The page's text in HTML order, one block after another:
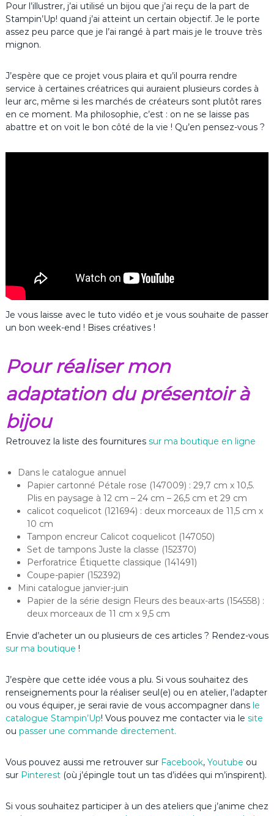
Pour l’illustrer, j’ai utilisé un bijou que j’ai reçu de la part de
Stampin’Up! quand j’ai atteint un certain objectif. Je le porte
assez peu parce que je l’ai rangé à part mais je le trouve très
mignon.
J’espère que ce projet vous plaira et qu’il pourra rendre
service à certaines créatrices qui auraient plusieurs cordes à
leur arc, même si les marchés de créateurs sont plutôt rares
en ce moment. Ma philosophie, c’est : on ne se laisse pas
abattre et on voit le bon côté de la vie ! Qu’en pensez-vous ?
Je vous laisse avec le tuto vidéo et je vous souhaite de passer
un bon week-end ! Bises créatives !
Pour réaliser mon
adaptation du présentoir à
bijou
Retrouvez la liste des fournitures sur ma boutique en ligne
Dans le catalogue annuel
Papier cartonné Pétale rose (147009) : 29,7 cm x 10,5.
Plis en paysage à 12 cm – 24 cm – 26,5 cm et 29 cm
calicot coquelicot (121694) : deux morceaux de 11,5 cm x
10 cm
Tampon encreur Calicot coquelicot (147050)
Set de tampons Juste la classe (152370)
Perforatrice Étiquette classique (141491)
Coupe-papier (152392)
Mini catalogue janvier-juin
Papier de la série design Fleurs des beaux-arts (154558) :
deux morceaux de 11 cm x 9,5 cm
Envie d’acheter un ou plusieurs de ces articles ? Rendez-vous
sur ma boutique !
J’espère que cette idée vous a plu. Si vous souhaitez des
renseignements pour la réaliser seul(e) ou en atelier, l’adapter
ou vous équiper, je serai ravie de vous accompagner dans le
catalogue Stampin’Up! Vous pouvez me contacter via le site
ou passer une commande directement.
Vous pouvez aussi me retrouver sur Facebook, Youtube ou
sur Pinterest (où j’épingle tout un tas d’idées qui m’inspirent).
Si vous souhaitez participer à un des ateliers que j’anime chez